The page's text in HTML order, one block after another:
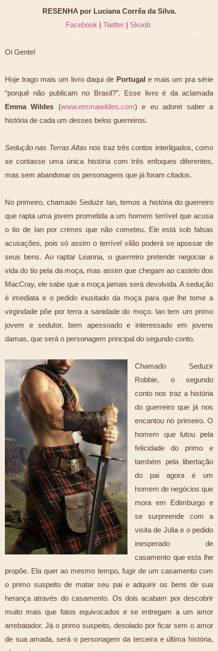
RESENHA por Luciana Corrêa da Silva.
Facebook |Twitter|Skoob
Oi Gente!
Hoje trago mais um livro daqui de Portugal e mais um pra série
“porquê não publicam no Brasil?”. Esse livro é da aclamada
Emma Wildes(www.emmawildes.com) e eu adorei saber a
história de cada um desses belos guerreiros.
Sedução nas Terras Altasnos traz três contos interligados, como
se contasse uma única história com três enfoques diferentes,
mas sem abandonar os personagens que já foram citados.
No primeiro, chamado Seduzir Ian, temos a história do guerreiro
que rapta uma jovem prometida a um homem terrível que acusa
o tio de Ian por crimes que não cometeu. Ele está sob falsas
acusações, pois só assim o terrível vilão poderá se apossar de
seus bens. Ao raptar Leanna, o guerreiro pretende negociar a
vida do tio pela da moça, mas assim que chegam ao castelo dos
MacCray, ele sabe que a moça jamais será devolvida. A sedução
é imediata e o pedido inusitado da moça para que lhe tome a
virgindade põe por terra a sanidade do moço. Ian tem um primo
jovem e sedutor, bem apessoado e interessado em jovens
damas, que será o personagem principal do segundo conto.
Chamado Seduzir
Robbie, o segundo
conto nos traz a história
do guerreiro que já nos
encantou no primeiro. O
homem que lutou pela
felicidade do primo e
também pela libertação
do pai agora é um
homem de negócios que
mora em Edimburgo e
se surpreende com a
visita de Julia e o pedido
inesperado de
casamento que esta lhe
propõe. Ela quer ao mesmo tempo, fugir de um casamento com
o primo suspeito de matar seu pai e adquirir os bens de sua
herança através do casamento. Os dois acabam por descobrir
muito mais que fatos equivocados e se entregam a um amor
arrebatador. Já o primo suspeito, desolado por ficar sem o amor
de sua amada, será o personagem da terceira e última história,